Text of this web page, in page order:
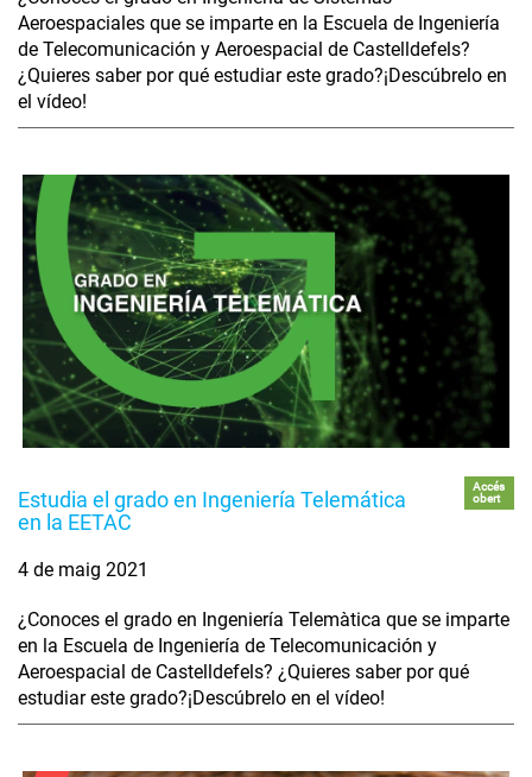
Aeroespaciales que se imparte en la Escuela de Ingeniería
de Telecomunicación y Aeroespacial de Castelldefels?
¿Quieres saber por qué estudiar este grado?¡Descúbrelo en
el vídeo!
Estudia el grado en Ingeniería Telemática
en la EETAC
Accés
obert
4 de maig 2021
¿Conoces el grado en Ingeniería Telemàtica que se imparte
en la Escuela de Ingeniería de Telecomunicación y
Aeroespacial de Castelldefels? ¿Quieres saber por qué
estudiar este grado?¡Descúbrelo en el vídeo!